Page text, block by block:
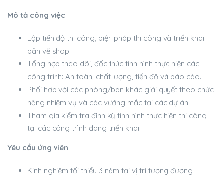
Mô tả công việc
Lập tiến độ thi công, biện pháp thi công và triển khai
bản vẽ shop
Tổng hợp theo dõi, đốc thúc tình hình thực hiện các
công trình: An toàn, chất lượng, tiến độ và báo cáo.
Phối hợp với các phòng/ban khác giải quyết theo chức
năng nhiệm vụ và các vướng mắc tại các dự án.
Tham gia kiểm tra định kỳ tình hình thực hiện thi công
tại các công trình đang triển khai
Yêu cầu ứng viên
Kinh nghiệm tối thiểu 3 năm tại vị trí tương đương